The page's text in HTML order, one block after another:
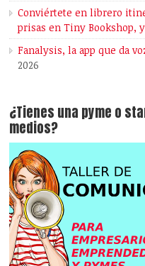
Conviértete en librero
prisas en Tiny Bookshop,
Fanalysis, la app que da
2026
¿Tienes una pyme o startup? ¿Quieres
medios?